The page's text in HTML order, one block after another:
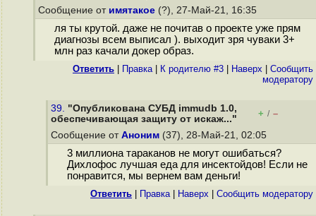
Сообщение от имятакое (?), 27-Май-21, 16:35
ля ты крутой. даже не почитав о проекте уже прям
диагнозы всем выписал ). выходит зря чуваки 3+
млн раз качали докер образ.
Ответить Правка| К родителю #3 Наверх
Cообщить
модератору
39. "Опубликована СУБД immudb 1.0,
обеспечивающая защиту от искаж..."
+ / –
Сообщение от Аноним (37), 28-Май-21, 02:05
3 миллиона тараканов не могут ошибаться?
Дихлофос лучшая еда для инсектойдов! Если не
понравится, мы вернем вам деньги!
Ответить Правка| Наверх Cообщить модератору